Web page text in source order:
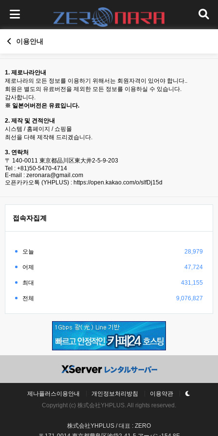
이용안내
1. 제로나라안내
제로나라의 모든 정보를 이용하기 위해서는 회원자격이 있어야 합니다..
회원은 별도의 유료버전을 제외한 모든 정보를 이용하실 수 있습니다.
감사합니다.
※ 일본어버전은 유료입니다.
2. 제작 및 견적안내
시스템 / 홈페이지 / 쇼핑몰
최선을 다해 제작해 드리겠습니다.
3. 연락처
〒 140-0011 東京都品川区東大井2-5-9-203
Tel : +81)50-5470-4714
E-mail : zeronara@gmail.com
오픈카카오톡 (YHPLUS) : https://open.kakao.com/o/slfDj15d
접속자집계
오늘 28,979
어제 47,724
최대 431,155
전체 9,076,827
제나플러스이용안내 개인정보처리방침
이용약관
Copyright (c) 株式会社YHPLUS. All rights reserved.
株式会社YHPLUS / 대표 : ZERO